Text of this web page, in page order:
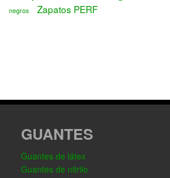
negros
Zapatos PERF
GUANTES
Guantes de látex
Guantes de nitrilo